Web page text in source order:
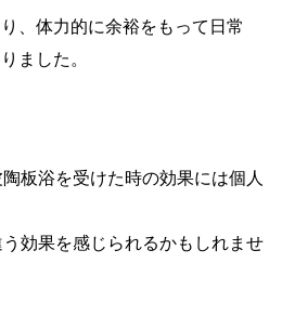
、体力的に余裕をもって日常
ました。
板浴を受けた時の効果には個人
効果を感じられるかもしれませ